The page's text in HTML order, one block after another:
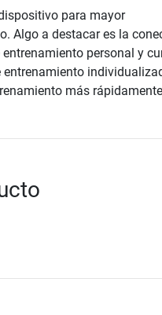
para mayor
Algo a destacar es la
entrenamiento personal y
más